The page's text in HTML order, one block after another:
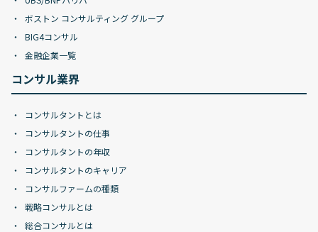
ボストン コンサルティング グループ
BIG4コンサル
金融企業一覧
コンサル業界
コンサルタントとは
コンサルタントの仕事
コンサルタントの年収
コンサルタントのキャリア
コンサルファームの種類
戦略コンサルとは
総合コンサルとは